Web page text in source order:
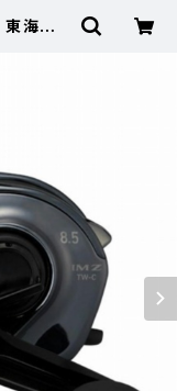
海つり